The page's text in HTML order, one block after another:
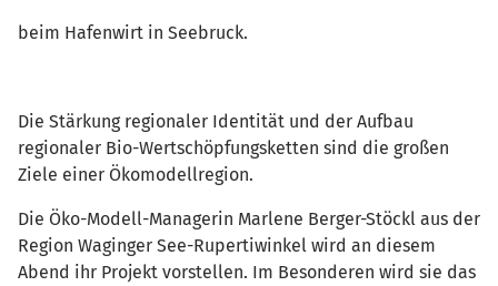
beim Hafenwirt in Seebruck.
Die Stärkung regionaler Identität und der Aufbau
regionaler Bio-Wertschöpfungsketten sind die großen
Ziele einer Ökomodellregion.
Die Öko-Modell-Managerin Marlene Berger-Stöckl aus der
Region Waginger See-Rupertiwinkel wird an diesem
Abend ihr Projekt vorstellen. Im Besonderen wird sie das